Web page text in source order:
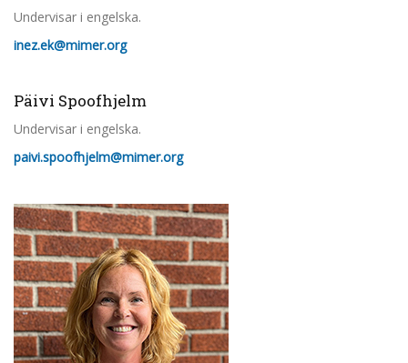
Undervisar i engelska.
inez.ek@mimer.org
Päivi Spoofhjelm
Undervisar i engelska.
paivi.spoofhjelm@mimer.org